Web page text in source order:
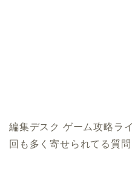
編集デスク ゲーム攻略ラ
回も多く寄せられてる質